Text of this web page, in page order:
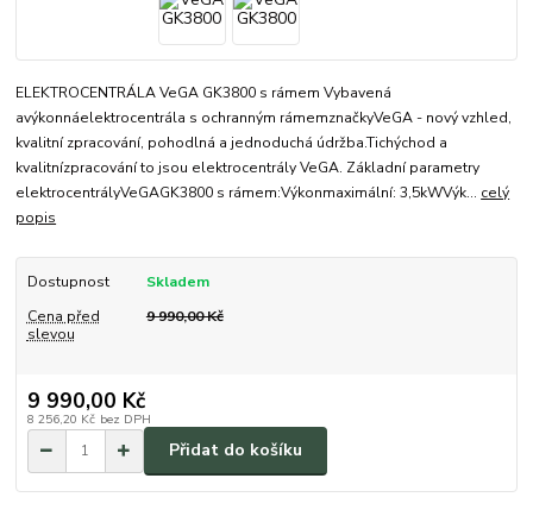
ELEKTROCENTRÁLA VeGA GK3800 s rámem Vybavená
avýkonnáelektrocentrála s ochranným rámemznačkyVeGA - nový vzhled,
kvalitní zpracování, pohodlná a jednoduchá údržba.Tichýchod a
kvalitnízpracování to jsou elektrocentrály VeGA. Základní parametry
elektrocentrályVeGAGK3800 s rámem:Výkonmaximální: 3,5kWVýk... celý
popis
Dostupnost
Skladem
Cena před
slevou
9 990,00 Kč
9 990,00 Kč
8 256,20 Kč bez DPH
Přidat do košíku